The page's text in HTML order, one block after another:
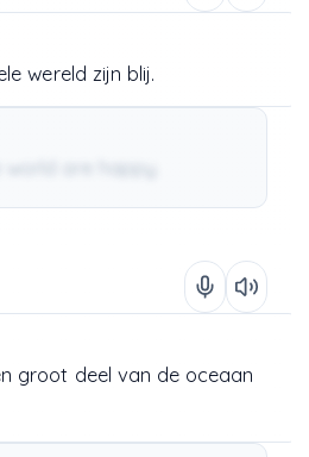
wereld zijn blij.
groot deel van de oceaan